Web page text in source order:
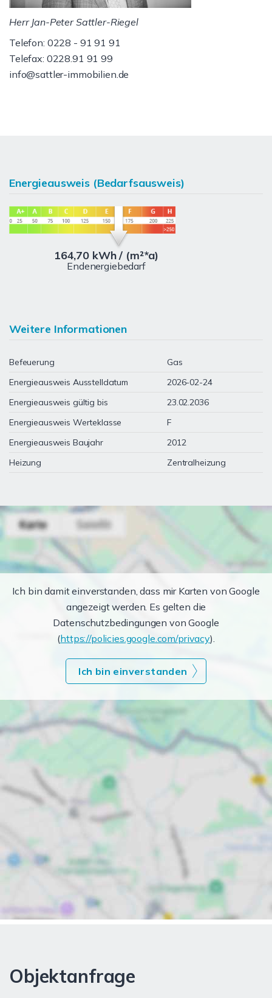
Herr Jan-Peter Sattler-Riegel
Telefon: 0228 - 91 91 91
Telefax: 0228.91 91 99
info@sattler-immobilien.de
Energieausweis (Bedarfsausweis)
164,70 kWh / (m²*a)
Endenergiebedarf
Weitere Informationen
Befeuerung
Gas
Energieausweis Ausstelldatum
2026-02-24
Energieausweis gültig bis
23.02.2036
Energieausweis Werteklasse
F
Energieausweis Baujahr
2012
Heizung
Zentralheizung
Ich bin damit einverstanden, dass mir Karten von Google
angezeigt werden. Es gelten die
Datenschutzbedingungen von Google
(https://policies.google.com/privacy).
Ich bin einverstanden
Objektanfrage